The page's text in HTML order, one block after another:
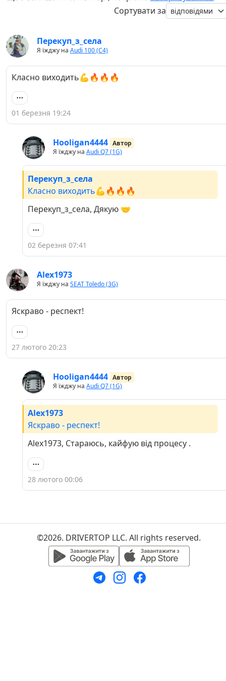
Сортувати за
Перекуп_з_села
Я їжджу на Audi 100 (C4)
Класно виходить💪🔥🔥🔥
01 березня 19:24
Hooligan4444 Автор
Я їжджу на Audi Q7 (1G)
Перекуп_з_села
Класно виходить💪🔥🔥🔥
Перекуп_з_села, Дякую 🤝
02 березня 07:41
Alex1973
Я їжджу на SEAT Toledo (3G)
Яскраво - респект!
27 лютого 20:23
Hooligan4444 Автор
Я їжджу на Audi Q7 (1G)
Alex1973
Яскраво - респект!
Alex1973, Стараюсь, кайфую від процесу .
28 лютого 00:06
©2026. DRIVERTOP LLC. All rights reserved.